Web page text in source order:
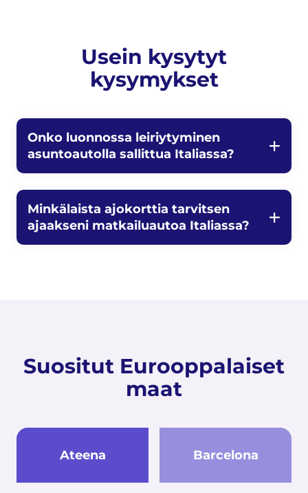
Usein kysytyt
kysymykset
Onko luonnossa leiriytyminen
asuntoautolla sallittua Italiassa?
Minkälaista ajokorttia tarvitsen
ajaakseni matkailuautoa Italiassa?
Suositut Eurooppalaiset
maat
Ateena Barcelona